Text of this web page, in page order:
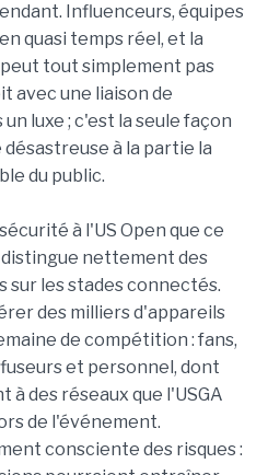
Influenceurs, équipes
quasi temps réel, et la
tout simplement pas
avec une liaison de
luxe ; c'est la seule façon
à la partie la
du public.
à l'US Open que ce
nettement des
sur les stades connectés.
des milliers d'appareils
de compétition : fans,
et personnel, dont
des réseaux que l'USGA
de l'événement.
consciente des risques :